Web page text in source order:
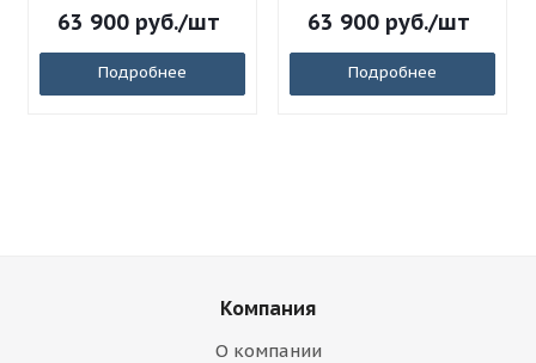
63 900руб./шт
Подробнее
63 900руб./шт
Подробнее
Компания
О компании